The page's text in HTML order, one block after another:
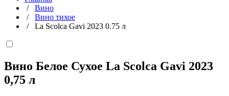
/ Вино
/ Вино тихое
/ La Scolca Gavi 2023 0.75 л
Вино Белое Сухое La Scolca Gavi 2023
0,75 л